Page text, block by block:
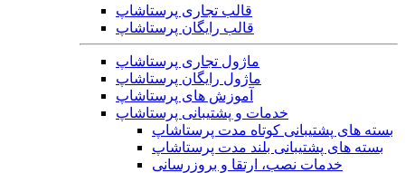
قالب تجاری پرستاشاپ
قالب رایگان پرستاشاپ
ماژول تجاری پرستاشاپ
ماژول رایگان پرستاشاپ
آموزش های پرستاشاپ
خدمات و پشتیبانی پرستاشاپ
بسته های پشتیبانی کوتاه مدت پرستاشاپ
بسته های پشتیبانی بلند مدت پرستاشاپ
خدمات نصب، ارتقا و بروزرسانی